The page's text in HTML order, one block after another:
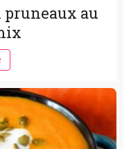
pruneaux au